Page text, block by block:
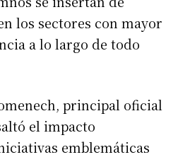
los sectores con mayor
a lo largo de todo
principal oficial
el impacto
emblemáticas